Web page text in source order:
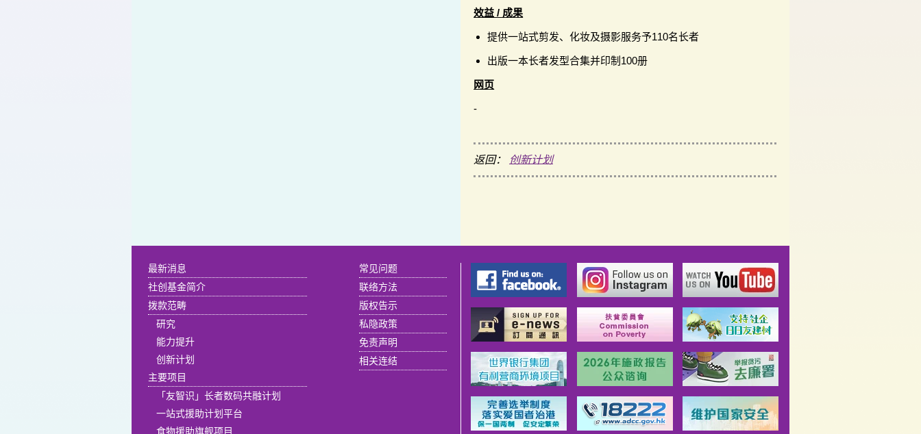
效益 / 成果
提供一站式剪发、化妆及摄影服务予110名长者
出版一本长者发型合集并印制100册
网页
-
返回： 创新计划
最新消息
社创基金简介
拨款范畴
研究
能力提升
创新计划
主要项目
「友智识」长者数码共融计划
一站式援助计划平台
食物援助旗舰项目
常见问题
联络方法
版权告示
私隐政策
免责声明
相关连结